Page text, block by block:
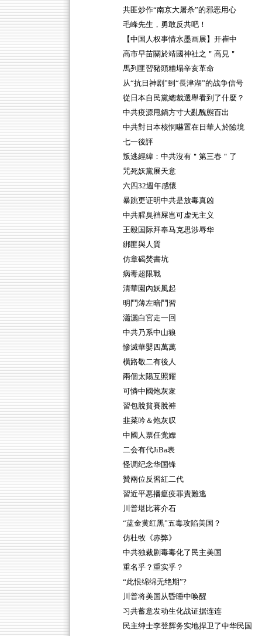
共匪炒作“南京大屠杀”的邪恶用心
毛峰先生，勇敢反共吧！
【中国人权事情水墨画展】开崔中
高市早苗關於靖國神社之＂高見＂
馬列匪習豬頭糟塌辛亥革命
从“抗日神剧”到“長津湖”的战争信号
從日本自民黨總裁選舉看到了什麼？
中共疫源甩鍋方寸大亂醜態百出
中共對日本核恫嚇置在日華人於險境
七一後評
叛逃經緯：中共沒有＂第三春＂了
咒死妖黨展天意
六四32週年感懷
暴跳更证明中共是放毒真凶
中共腥臭裆屎岂可虚无主义
王毅国际拜奉马克思涉辱华
綁匪與人質
仿章碣焚書坑
病毒超限戰
清華園內妖風起
明鬥薄左暗鬥習
瀟灑白宮走一回
中共乃系中山狼
慘滅華嬰四萬萬
橫路敬二有後人
兩個太陽互照耀
可憐中國炮灰衆
習包脫貧賽脫褲
韭菜吟＆炮灰叹
中國人票任党嫖
二会有代JiBa表
怪调纪念华国锋
贊兩位反習紅二代
習近平悪播瘟疫罪責難逃
川普堪比蒋介石
“蓝金黄红黑”五毒攻陷美国？
仿杜牧《赤弊》
中共独裁剧毒毒化了民主美国
重名乎？重实乎？
“此恨绵绵无绝期”?
川普将美国从昏睡中唤醒
习共蓄意发动生化战证据连连
民主绅士李登辉务实地捍卫了中华民国